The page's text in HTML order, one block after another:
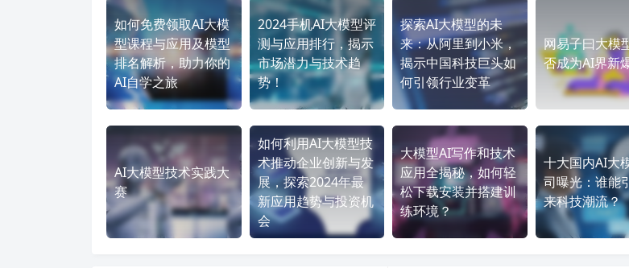
如何免费领取AI大模
型课程与应用及模型
排名解析，助力你的
AI自学之旅
2024手机AI大模型评
测与应用排行，揭示
市场潜力与技术趋
势！
探索AI大模型的未
来：从阿里到小米，
揭示中国科技巨头如
何引领行业变革
网易子曰大模
否成为AI界新
AI大模型技术实践大
赛
如何利用AI大模型技
术推动企业创新与发
展，探索2024年最
新应用趋势与投资机
会
大模型AI写作和技术
应用全揭秘，如何轻
松下载安装并搭建训
练环境？
十大国内AI大
司曝光：谁能
来科技潮流？